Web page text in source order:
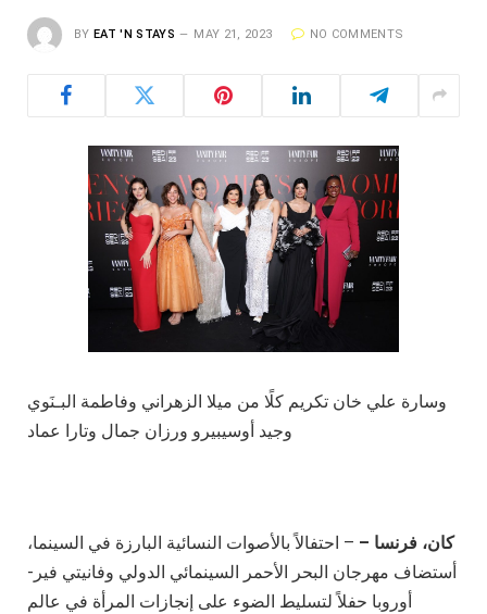
BY EAT 'N STAYS MAY 21, 2023 NO COMMENTS
تكريم كلًا من ميلا الزهراني وفاطمة البـنَوي‎ وسارة علي خان
وجيد أوسيبيرو ورزان جمال وتارا عماد
كان، فرنسا – – احتفالاً بالأصوات النسائية البارزة في السينما،
أستضاف مهرجان البحر الأحمر السينمائي الدولي وفانيتي فير-
أوروبا حفلاً لتسليط الضوء على إنجازات المرأة في عالم